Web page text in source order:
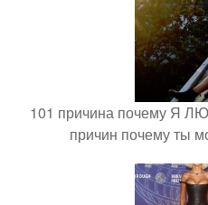
101 причина почему Я
причин почему ты